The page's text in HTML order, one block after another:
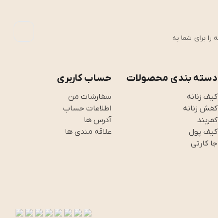
تجربه را برای شما به
دسته بندی محصولات
کیف زنانه
کفش زنانه
کمربند
کیف پول
جا کارتی
حساب کاربری
سفارشات من
اطلاعات حساب
آدرس ها
علاقه مندی ها